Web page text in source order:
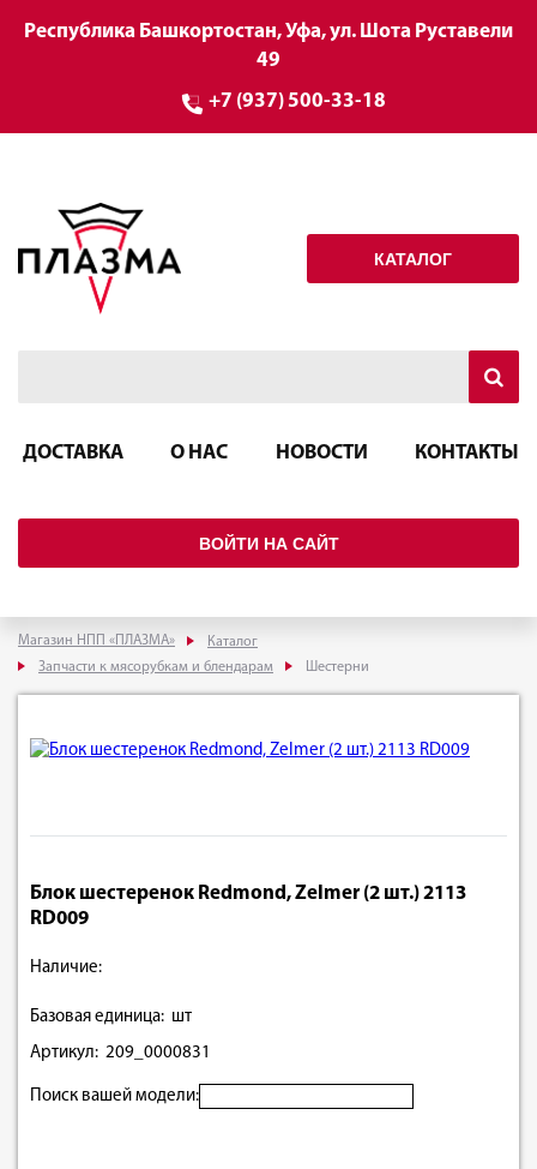
Республика Башкортостан, Уфа, ул. Шота Руставели
49
+7 (937) 500-33-18
КАТАЛОГ
ДОСТАВКА О НАС НОВОСТИ КОНТАКТЫ
ВОЙТИ НА САЙТ
Магазин НПП «ПЛАЗМА»
Каталог
Запчасти к мясорубкам и блендарам
Шестерни
Блок шестеренок Redmond, Zelmer (2 шт.) 2113
RD009
Наличие:
Базовая единица: шт
Артикул: 209_0000831
Поиск вашей модели: